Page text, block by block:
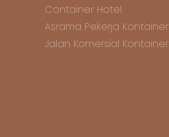
Container Hotel
Asrama Pekerja Kontainer
Jalan Komersial Kontainer